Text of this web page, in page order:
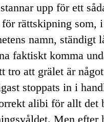
upp för ett
rättskipning som, i
namn, ständigt
faktiskt komma
tro att grälet är
stoppats in i
alibi för allt det
Men efter